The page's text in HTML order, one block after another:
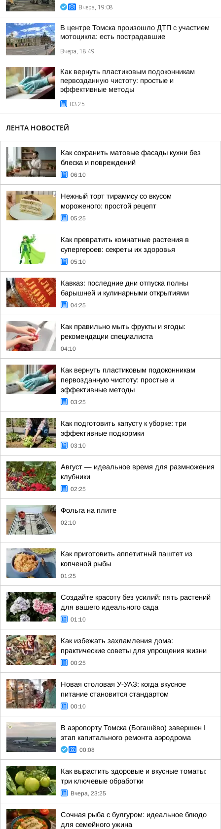
Вчера, 19:08
В центре Томска произошло ДТП с участием
мотоцикла: есть пострадавшие
Вчера, 18:49
Как вернуть пластиковым подоконникам
первозданную чистоту: простые и
эффективные методы
03:25
ЛЕНТА НОВОСТЕЙ
Как сохранить матовые фасады кухни без
блеска и повреждений
06:10
Нежный торт тирамису со вкусом
мороженого: простой рецепт
05:25
Как превратить комнатные растения в
супергероев: секреты их здоровья
05:10
Кавказ: последние дни отпуска полны
барышней и кулинарными открытиями
04:25
Как правильно мыть фрукты и ягоды:
рекомендации специалиста
04:10
Как вернуть пластиковым подоконникам
первозданную чистоту: простые и
эффективные методы
03:25
Как подготовить капусту к уборке: три
эффективные подкормки
03:10
Август — идеальное время для размножения
клубники
02:25
Фольга на плите
02:10
Как приготовить аппетитный паштет из
копченой рыбы
01:25
Создайте красоту без усилий: пять растений
для вашего идеального сада
01:10
Как избежать захламления дома:
практические советы для упрощения жизни
00:25
Новая столовая У-УАЗ: когда вкусное
питание становится стандартом
00:10
В аэропорту Томска (Богашёво) завершен I
этап капитального ремонта аэродрома
00:08
Как вырастить здоровые и вкусные томаты:
три ключевые обработки
Вчера, 23:25
Сочная рыба с булгуром: идеальное блюдо
для семейного ужина